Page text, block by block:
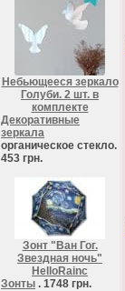
Небьющееся зеркало
Голуби. 2 шт. в
комплекте
Декоративные
зеркала
органическое стекло.
453 грн.
Зонт "Ван Гог.
Звездная ночь"
HelloRainc
Зонты . 1748 грн.